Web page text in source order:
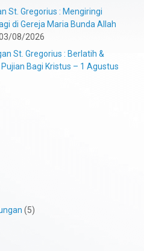
St. Gregorius : Mengiringi
di Gereja Maria Bunda Allah
08/2026
St. Gregorius : Berlatih &
Bagi Kristus – 1 Agustus
(5)